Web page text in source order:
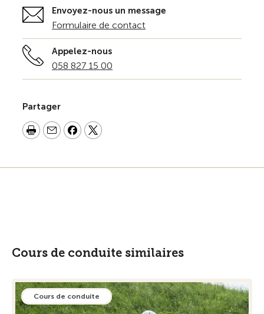
Envoyez-nous un message
Formulaire de contact
Appelez-nous
058 827 15 00
Partager
Cours de conduite similaires
Cours de conduite